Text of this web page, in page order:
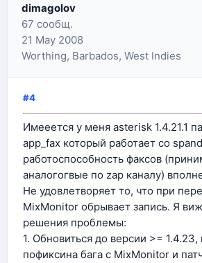
dimagolov
67 сообщ.
21 May 2008
Worthing, Barbados, West Indies
#4
Имееется у меня asterisk 1.4.21.1
app_fax который работает со
работоспособность факсов
аналогогвые по zap каналу)
Не удовлетворяет то, что при
MixMonitor обрывает запись. Я
решения проблемы:
1. Обновиться до версии >=
пофиксина бага с MixMonitor и